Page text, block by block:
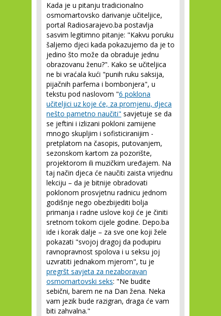
Kada je u pitanju tradicionalno
osmomartovsko darivanje učiteljice,
portal Radiosarajevo.ba postavlja
sasvim legitimno pitanje: "Kakvu poruku
šaljemo djeci kada pokazujemo da je to
jedino što može da obraduje jednu
obrazovanu ženu?". Kako se učiteljica
ne bi vraćala kući "punih ruku saksija,
pijačnih parfema i bombonjera", u
tekstu pod naslovom "6 poklona
učiteljici uz koje će, za promjenu, djeca
nešto pametno naučiti" savjetuje se da
se jeftini i izlizani pokloni zamijene
mnogo skupljim i sofisticiranijim -
pretplatom na časopis, putovanjem,
sezonskom kartom za pozorište,
projektorom ili muzičkim uređajem. Na
taj način djeca će naučiti zaista vrijednu
lekciju – da je bitnije obradovati
poklonom prosvjetnu radnicu jednom
godišnje nego obezbijediti bolja
primanja i radne uslove koji će je činiti
sretnom tokom cijele godine. Depo.ba
ide i korak dalje – za sve one koji žele
pokazati "svojoj dragoj da podupiru
ravnopravnost spolova i u seksu joj
uzvratiti jednakom mjerom", tu je
pregršt savjeta za nezaboravan
osmomartovski seks: "Ne budite
sebični, barem ne na Dan žena. Neka
vam jezik bude razigran, draga će vam
biti zahvalna."